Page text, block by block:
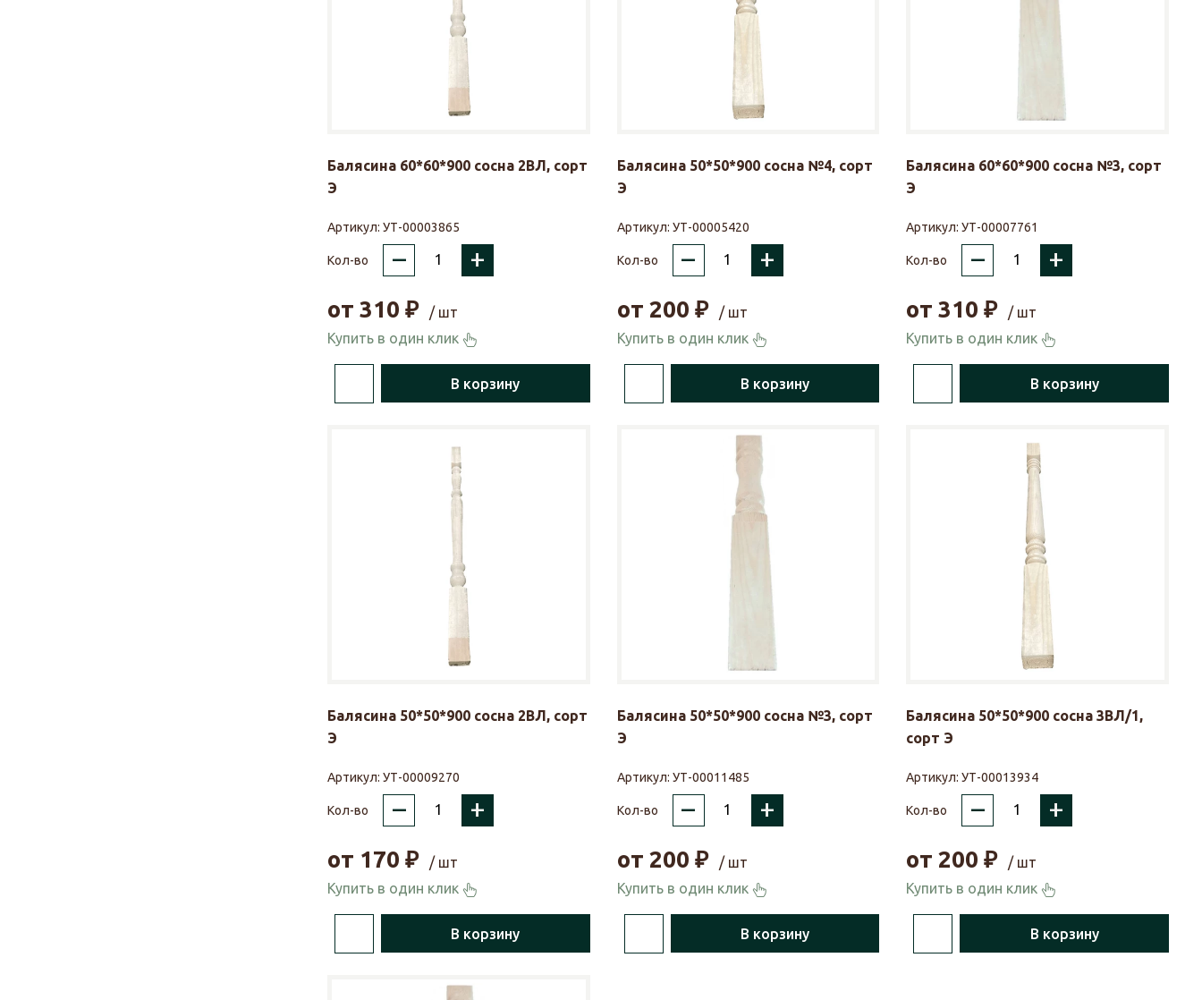
Балясина 60*60*900 сосна 2ВЛ, сорт
Э
Артикул: УТ-00003865
Кол-во – +
от 310 ₽
/ шт
Купить в один клик
В корзину
Балясина 50*50*900 сосна №4, сорт
Э
Артикул: УТ-00005420
Кол-во – +
от 200 ₽
/ шт
Купить в один клик
В корзину
Балясина 60*60*900 сосна №3, сорт
Э
Артикул:УТ-00007761
Кол-во – +
от310 ₽
/ шт
Купить в один клик
В корзину
Балясина 50*50*900 сосна 2ВЛ, сорт
Э
Артикул: УТ-00009270
Кол-во – +
от 170 ₽
/ шт
Купить в один клик
В корзину
Балясина 50*50*900 сосна №3, сорт
Э
Артикул: УТ-00011485
Кол-во – +
от 200 ₽
/ шт
Купить в один клик
В корзину
Балясина 50*50*900 сосна 3ВЛ/1,
сорт Э
Артикул:УТ-00013934
Кол-во – +
от200 ₽
/ шт
Купить в один клик
В корзину